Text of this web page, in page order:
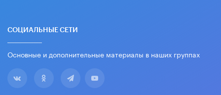
СОЦИАЛЬНЫЕ СЕТИ
Основные и дополнительные материалы в наших группах